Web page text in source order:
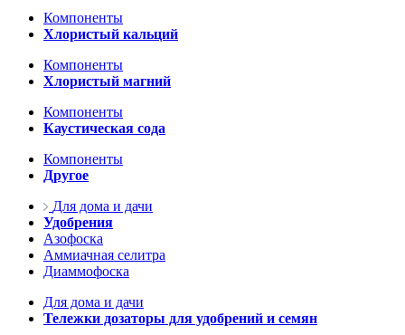
Компоненты
Хлористый кальций
Компоненты
Хлористый магний
Компоненты
Каустическая сода
Компоненты
Другое
Для дома и дачи
Удобрения
Азофоска
Аммиачная селитра
Диаммофоска
Для дома и дачи
Тележки дозаторы для удобрений и семян